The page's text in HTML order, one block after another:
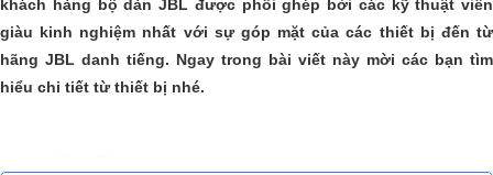
khách hàng bộ dàn JBL được phối ghép bởi các kỹ thuật viên
giàu kinh nghiệm nhất với sự góp mặt của các thiết bị đến từ
hãng JBL danh tiếng. Ngay trong bài viết này mời các bạn tìm
hiểu chi tiết từ thiết bị nhé.